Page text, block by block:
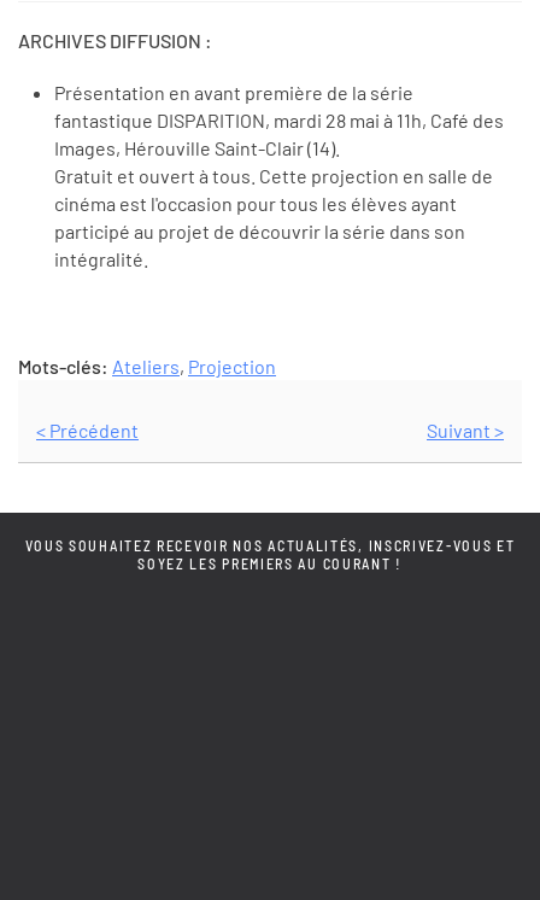
ARCHIVES DIFFUSION :
Présentation en avant première de la série
fantastique DISPARITION, mardi 28 mai à 11h, Café des
Images, Hérouville Saint-Clair (14).
Gratuit et ouvert à tous. Cette projection en salle de
cinéma est l'occasion pour tous les élèves ayant
participé au projet de découvrir la série dans son
intégralité.
Mots-clés: Ateliers, Projection
< Précédent Suivant >
VOUS SOUHAITEZ RECEVOIR NOS ACTUALITÉS, INSCRIVEZ-VOUS ET
SOYEZ LES PREMIERS AU COURANT !